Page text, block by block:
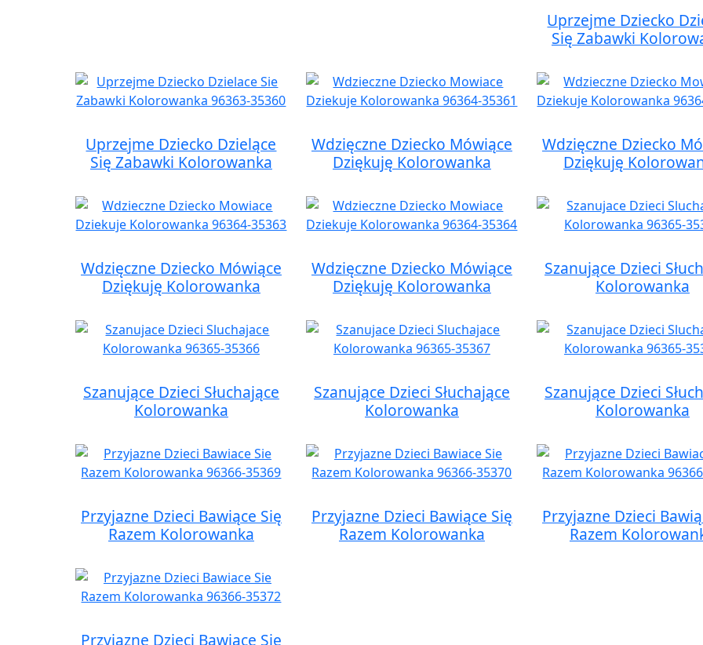
Uprzejme Dziecko
Się Zabawki
Uprzejme Dziecko Dzielące
Się Zabawki Kolorowanka
Wdzięczne Dziecko Mówiące
Dziękuję Kolorowanka
Wdzięczne Dziecko
Dziękuję
Wdzięczne Dziecko Mówiące
Dziękuję Kolorowanka
Wdzięczne Dziecko Mówiące
Dziękuję Kolorowanka
Szanujące Dzieci
Kolorowanka
Szanujące Dzieci Słuchające
Kolorowanka
Szanujące Dzieci Słuchające
Kolorowanka
Szanujące Dzieci
Kolorowanka
Przyjazne Dzieci Bawiące Się
Razem Kolorowanka
Przyjazne Dzieci Bawiące Się
Razem Kolorowanka
Przyjazne Dzieci
Razem
Przyjazne Dzieci Bawiące Się